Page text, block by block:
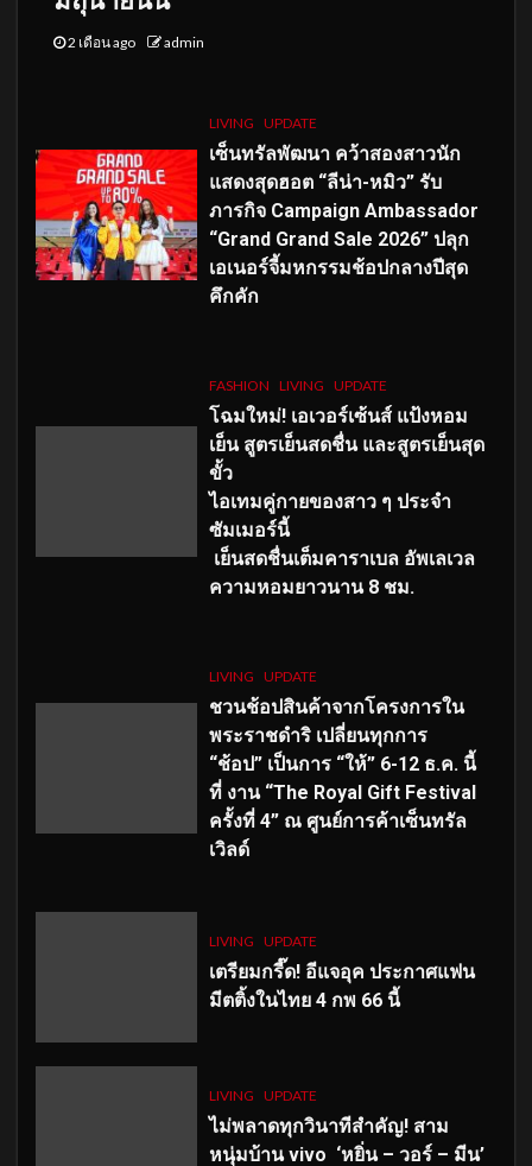
2 เดือน ago admin
LIVING UPDATE
เซ็นทรัลพัฒนา คว้าสองสาวนัก
แสดงสุดฮอต “ลีน่า-หมิว” รับ
ภารกิจ Campaign Ambassador
“Grand Grand Sale 2026” ปลุก
เอเนอร์จี้มหกรรมช้อปกลางปีสุด
คึกคัก
FASHION LIVING UPDATE
โฉมใหม่! เอเวอร์เซ้นส์ แป้งหอม
เย็น สูตรเย็นสดชื่น และสูตรเย็นสุด
ขั้ว
ไอเทมคู่กายของสาว ๆ ประจำ
ซัมเมอร์นี้
เย็นสดชื่นเต็มคาราเบล อัพเลเวล
ความหอมยาวนาน 8 ชม.
LIVING UPDATE
ชวนช้อปสินค้าจากโครงการใน
พระราชดำริ เปลี่ยนทุกการ
“ช้อป” เป็นการ “ให้” 6-12 ธ.ค. นี้
ที่ งาน “The Royal Gift Festival
ครั้งที่ 4” ณ ศูนย์การค้าเซ็นทรัล
เวิลด์
LIVING UPDATE
เตรียมกรี๊ด! อีแจอุค ประกาศแฟน
มีตติ้งในไทย 4 กพ 66 นี้
LIVING UPDATE
ไม่พลาดทุกวินาทีสำคัญ! สาม
หนุ่มบ้าน vivo ‘หยิ่น – วอร์ – มีน’